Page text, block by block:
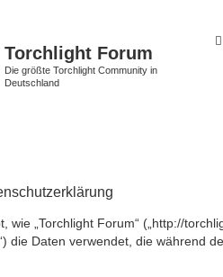
Torchlight Forum
Die größte Torchlight Community in
Deutschland
wie „Torchlight Forum“ („http://
die Daten verwendet, die während